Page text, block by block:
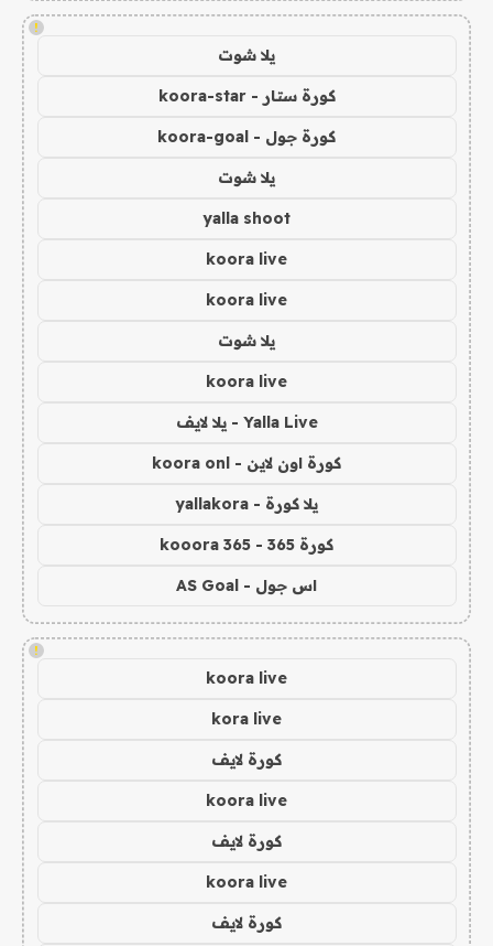
!
يلا شوت
كورة ستار - koora-star
كورة جول - koora-goal
يلا شوت
yalla shoot
koora live
koora live
يلا شوت
koora live
Yalla Live - يلا لايف
كورة اون لاين - koora onl
يلا كورة - yallakora
كورة 365 - kooora 365
اس جول - AS Goal
!
koora live
kora live
كورة لايف
koora live
كورة لايف
koora live
كورة لايف